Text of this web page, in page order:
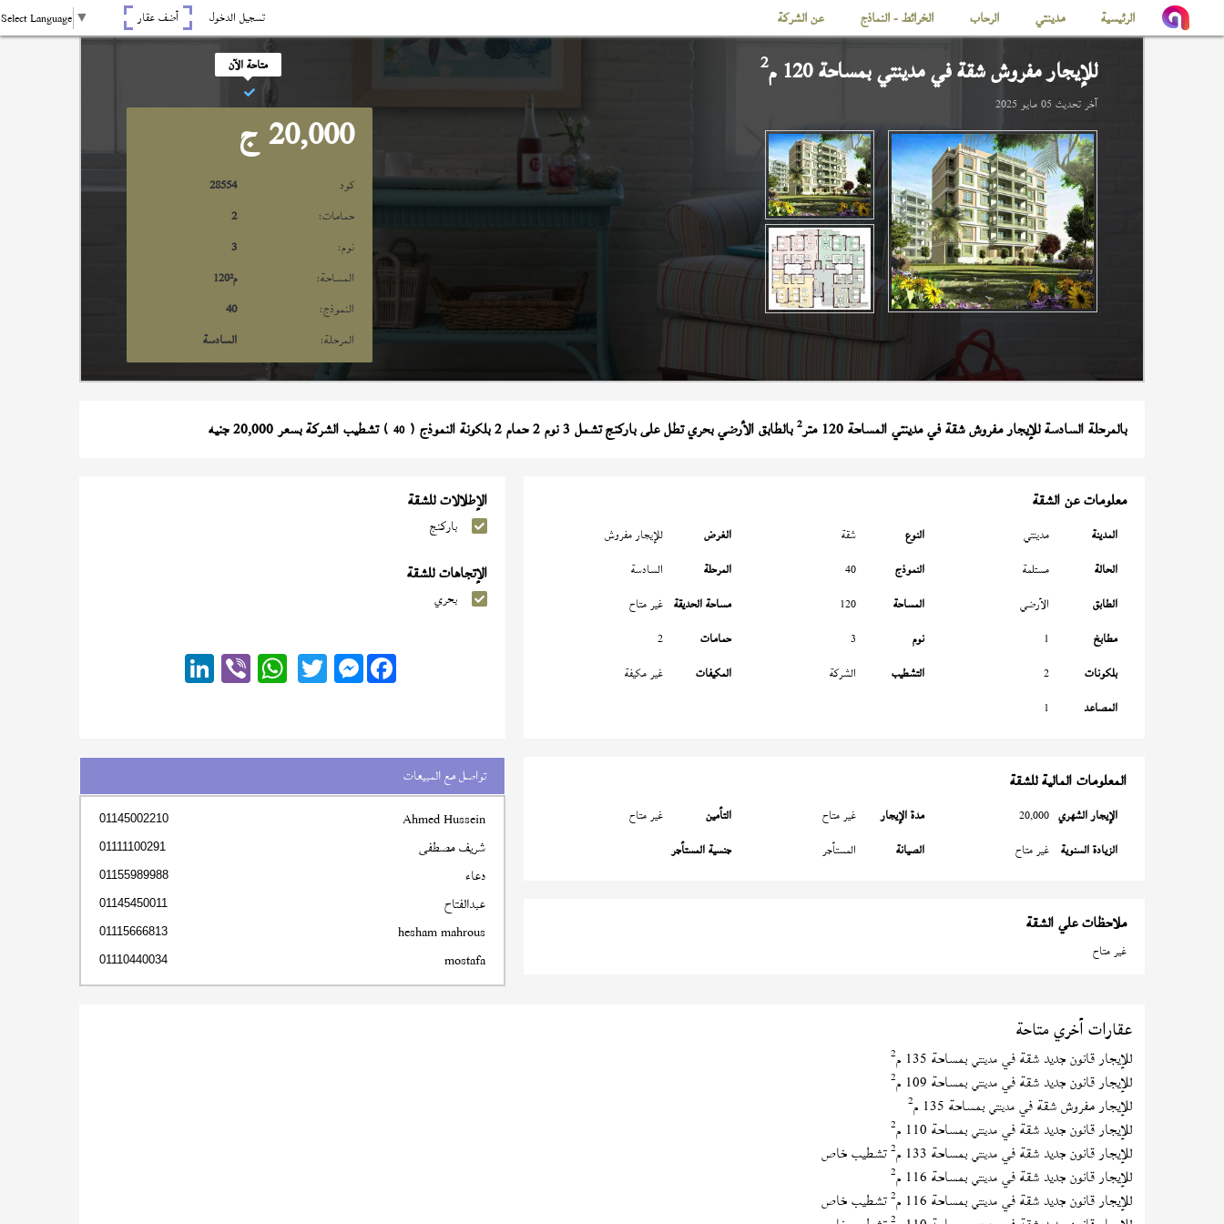
الرئيسية مدينتي الرحاب الخرائط - النماذج عن الشركة تسجيل الدخول أضف عقار Select Language ▼
للإيجار مفروش شقة فيمدينتيبمساحة 120 م 2
آخر تحديث 05 مايو 2025
متاحة الآن
20,000 ج
كود
28554
حمامات:
2
نوم:
3
المساحة:
120م²
النموذج:
40
المرحلة:
السادسة
بالمرحلة السادسة للإيجار مفروش شقة في مدينتي المساحة 120 متر 2بالطابق الأرضي بحري تطل على باركنج تشمل 3 نوم 2 حمام 2 بلكونة النموذج ( 40 ) تشطيب الشركة بسعر 20,000 جنيه
معلومات عن الشقة
المدينة مدينتي النوع شقة الغرض
للإيجار مفروش
الحالة
مستلمة النموذج 40 المرحلة
السادسة
الطابق
الأرضي المساحة 120 مساحة الحديقة غير متاح
مطابخ
1 نوم 3 حمامات
2
بلكونات
2 التشطيب الشركة المكيفات
غير مكيفة
المصاعد
1
الإطلالات للشقة
باركنج
الإتجاهات للشقة
بحري
Messenger
المعلومات المالية للشقة
الإيجار الشهري 20,000 مدة الإيجار غير متاح التأمين
غير متاح
الزيادة السنوية غير متاح الصيانة المستأجر جنسية المستأجر
ملاحظات علي الشقة
غير متاح
تواصل مع المبيعات
Ahmed Hussein
01145002210
شريف مصطفى 01111100291
دعاء 01155989988
عبدالفتاح 01145450011
hesham mahrous
01115666813
mostafa
01110440034
عقارات أخري متاحة
للإيجار قانون جديد شقة في مدينتي بمساحة 135 م 2
للإيجار قانون جديد شقة في مدينتي بمساحة 109 م 2
للإيجار مفروش شقة في مدينتي بمساحة 135 م 2
للإيجار قانون جديد شقة في مدينتي بمساحة 110 م 2
للإيجار قانون جديد شقة في مدينتي بمساحة 133 م 2تشطيب خاص
للإيجار قانون جديد شقة في مدينتي بمساحة 116 م 2
للإيجار قانون جديد شقة في مدينتي بمساحة 116 م 2تشطيب خاص
2